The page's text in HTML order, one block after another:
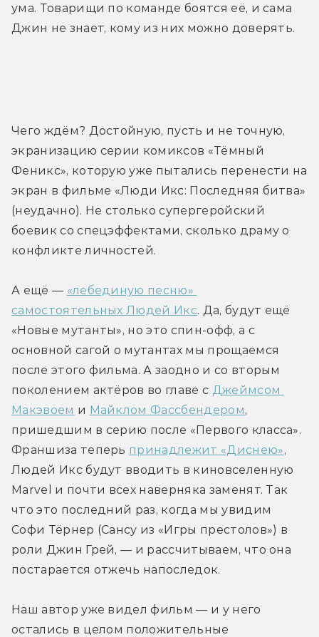
ума. Товарищи по команде боятся её, и сама
Джин не знает, кому из них можно доверять.
Чего ждём? Достойную, пусть и не точную,
экранизацию серии комиксов «Тёмный
Феникс», которую уже пытались перенести на
экран в фильме «Люди Икс: Последняя битва»
(неудачно). Не столько супергеройский
боевик со спецэффектами, сколько драму о
конфликте личностей.
А ещё — «лебединую песню»
самостоятельных Людей Икс. Да, будут ещё
«Новые мутанты», но это спин-офф, а с
основной сагой о мутантах мы прощаемся
после этого фильма. А заодно и со вторым
поколением актёров во главе с Джеймсом
Макэвоем и Майклом Фассбендером,
пришедшим в серию после «Первого класса».
Франшиза теперь принадлежит «Диснею»,
Людей Икс будут вводить в киновселенную
Marvel и почти всех наверняка заменят. Так
что это последний раз, когда мы увидим
Софи Тёрнер (Сансу из «Игры престолов») в
роли Джин Грей, — и рассчитываем, что она
постарается отжечь напоследок.
Наш автор уже видел фильм — и у него
остались в целом положительные